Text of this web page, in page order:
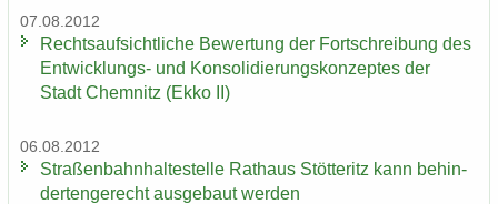
07.08.2012
Rechts­auf­sicht­li­che Be­wer­tung der Fort­schrei­bung des
Entwicklungs-​ und Kon­so­li­die­rungs­kon­zep­tes der
Stadt Chem­nitz (Ekko II)
06.08.2012
Stra­ßen­bahn­hal­te­stel­le Rat­haus Stöt­teritz kann be­hin­
der­ten­ge­recht aus­ge­baut wer­den